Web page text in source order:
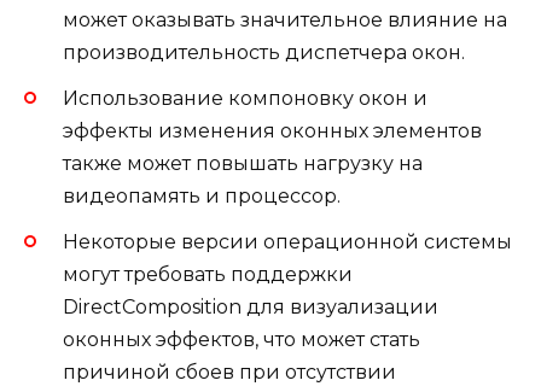
может оказывать значительное влияние на
производительность диспетчера окон.
Использование компоновку окон и
эффекты изменения оконных элементов
также может повышать нагрузку на
видеопамять и процессор.
Некоторые версии операционной системы
могут требовать поддержки
DirectComposition для визуализации
оконных эффектов, что может стать
причиной сбоев при отсутствии